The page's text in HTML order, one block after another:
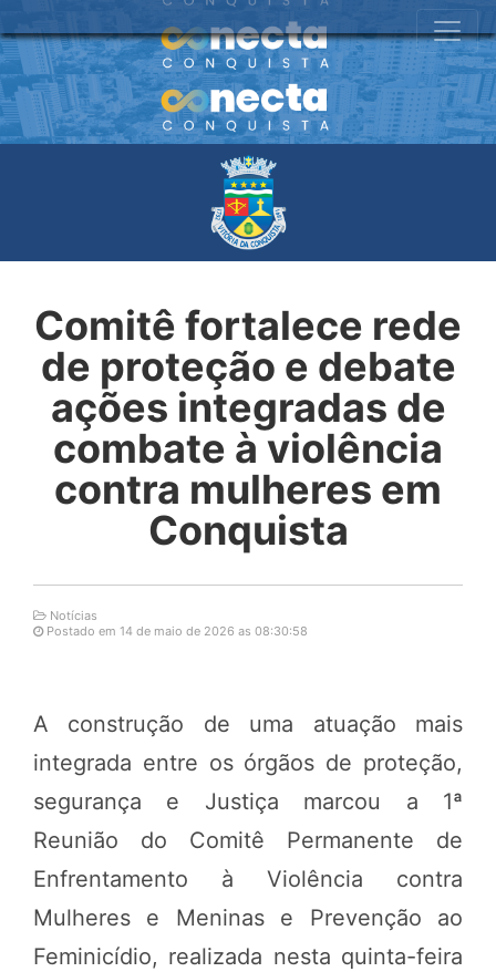
Comitê fortalece rede
de proteção e debate
ações integradas de
combate à violência
contra mulheres em
Conquista
Notícias
Postado em 14 de maio de 2026 as 08:30:58
A construção de uma atuação mais
integrada entre os órgãos de proteção,
segurança e Justiça marcou a 1ª
Reunião do Comitê Permanente de
Enfrentamento à Violência contra
Mulheres e Meninas e Prevenção ao
Feminicídio, realizada nesta quinta-feira